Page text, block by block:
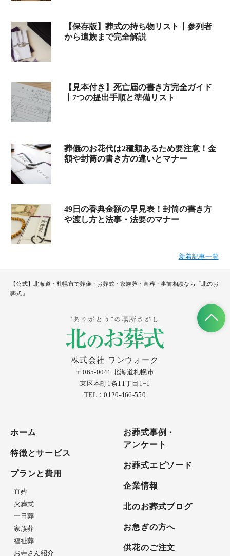
【保存版】葬式の持ち物リスト┃参列者
から遺族まで完全解説
【見本付き】死亡届の書き方完全ガイド
┃7つの提出手順と準備リスト
葬儀のお花代は2種類あるため要注意！金
額や封筒の書き方の違いとマナー
49日の香典金額の早見表！封筒の書き方
や渡し方と法事・法要のマナー
新着記事一覧
【公式】北海道・札幌市で葬儀・お葬式・家族葬・直葬・事前相談なら「北のお
葬式」
株式会社 ワンウォーク
〒065-0041 北海道札幌市
東区本町1条11丁目1−1
TEL：0120-466-550
ホーム
特徴とサービス
プランと費用
直葬
火葬式
一日葬
家族葬
福祉葬
お寺さん紹介
お葬式事例・
アンケート
お葬式エピソード
企業情報
北のお葬式ブログ
お急ぎの方へ
供花のご注文